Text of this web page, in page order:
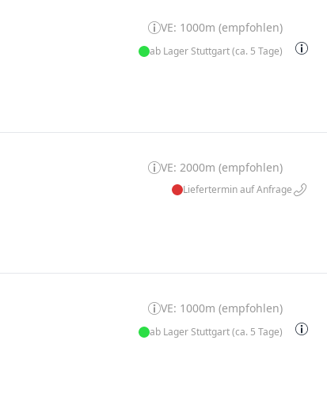
VE: 1000m (empfohlen)
ab Lager Stuttgart (ca. 5 Tage)
VE: 2000m (empfohlen)
Liefertermin auf Anfrage
VE: 1000m (empfohlen)
ab Lager Stuttgart (ca. 5 Tage)